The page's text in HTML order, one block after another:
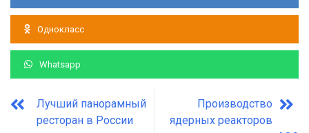
Однокласс
Whatsapp
Лучший панорамный
ресторан в России
Производство
ядерных реакторов